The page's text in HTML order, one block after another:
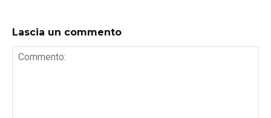
Lascia un commento